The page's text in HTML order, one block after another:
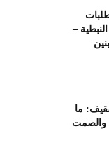
–
ما
والصمت